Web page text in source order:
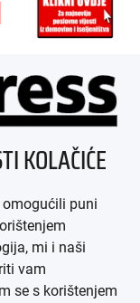
KOLAČIĆE
puni
mi i naši
vam
se s korištenjem